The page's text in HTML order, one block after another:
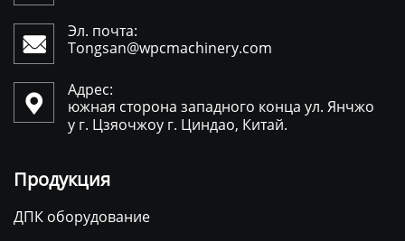

Эл. почта:
Tongsan@wpcmachinery.com

Адрес:
южная сторона западного конца ул. Янчжо
у г. Цзяочжоу г. Циндао, Китай.
Продукция
ДПК оборудование